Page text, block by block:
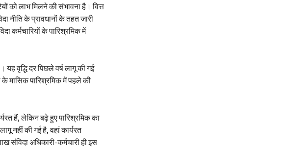
को लाभ मिलने की संभावना है। वित्त
नीति के प्रावधानों के तहत जारी
कर्मचारियों के पारिश्रमिक में
यह वृद्धि दर पिछले वर्ष लागू की गई
मासिक पारिश्रमिक में पहले की
हैं, लेकिन बढ़े हुए पारिश्रमिक का
नहीं की गई है, वहां कार्यरत
संविदा अधिकारी-कर्मचारी ही इस